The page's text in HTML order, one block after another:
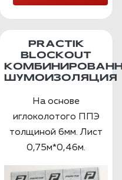
PRACTIK
BLOCKOUT
ШУМОИЗОЛЯЦИЯ
На основе
иглоколотого ППЭ
толщиной 6мм. Лист
0,75м*0,46м.